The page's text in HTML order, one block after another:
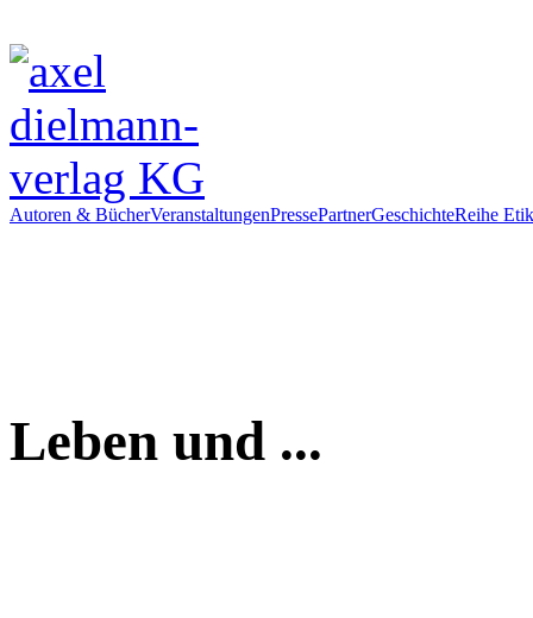
Autoren & BücherVeranstaltungenPressePartnerGeschichteReihe
Leben und ...